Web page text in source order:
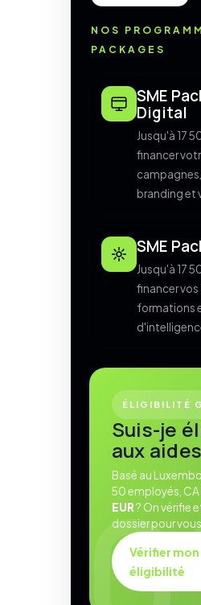
NOS
PACKAGES
SME
Digital
Jusqu'à 17
financer
branding et
SME
Jusqu'à 17
financer
formations
ÉLIGIBILITÉ
Suis-je
aux
Basé au
50 employés, CA
EUR? On vérifie
dossier pour
Vérifier mon
éligibilité